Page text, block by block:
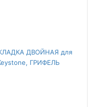
ДВОЙНАЯ для
ГРИФЕЛЬ